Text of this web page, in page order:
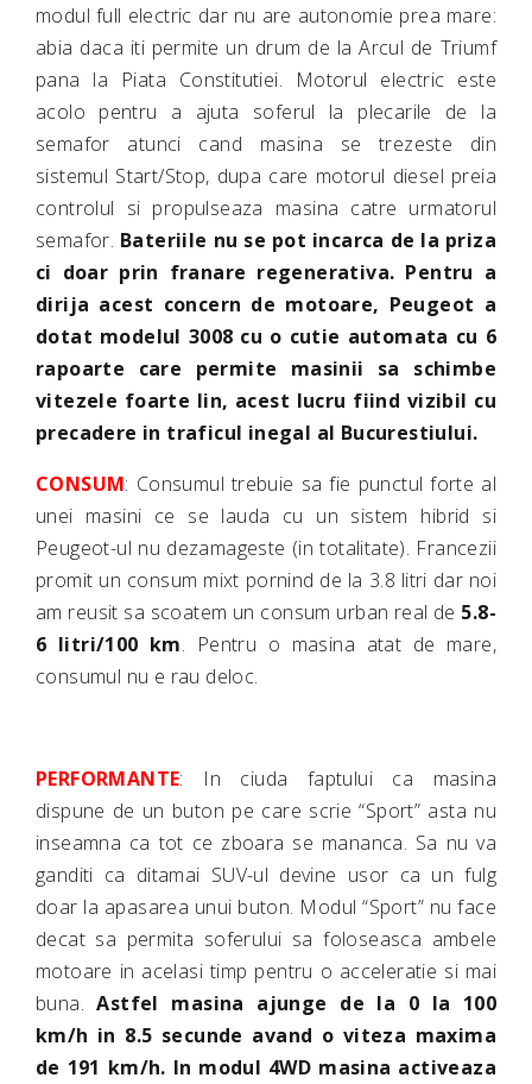
modul full electric dar nu are autonomie prea mare:
abia daca iti permite un drum de la Arcul de Triumf
pana la Piata Constitutiei. Motorul electric este
acolo pentru a ajuta soferul la plecarile de la
semafor atunci cand masina se trezeste din
sistemul Start/Stop, dupa care motorul diesel preia
controlul si propulseaza masina catre urmatorul
semafor. Bateriile nu se pot incarca de la priza
ci doar prin franare regenerativa. Pentru a
dirija acest concern de motoare, Peugeot a
dotat modelul 3008 cu o cutie automata cu 6
rapoarte care permite masinii sa schimbe
vitezele foarte lin, acest lucru fiind vizibil cu
precadere in traficul inegal al Bucurestiului.
CONSUM: Consumul trebuie sa fie punctul forte al
unei masini ce se lauda cu un sistem hibrid si
Peugeot-ul nu dezamageste (in totalitate). Francezii
promit un consum mixt pornind de la 3.8 litri dar noi
am reusit sa scoatem un consum urban real de 5.8-
6 litri/100 km. Pentru o masina atat de mare,
consumul nu e rau deloc.
PERFORMANTE: In ciuda faptului ca masina
dispune de un buton pe care scrie “Sport” asta nu
inseamna ca tot ce zboara se mananca. Sa nu va
ganditi ca ditamai SUV-ul devine usor ca un fulg
doar la apasarea unui buton. Modul “Sport” nu face
decat sa permita soferului sa foloseasca ambele
motoare in acelasi timp pentru o acceleratie si mai
buna.Astfel masina ajunge de la 0 la 100
km/h in 8.5 secunde avand o viteza maxima
de 191 km/h. In modul 4WD masina activeaza